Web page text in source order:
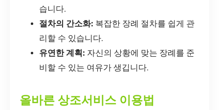
습니다.
절차의 간소화: 복잡한 장례 절차를 쉽게 관
리할 수 있습니다.
유연한 계획: 자신의 상황에 맞는 장례를 준
비할 수 있는 여유가 생깁니다.
올바른 상조서비스 이용법